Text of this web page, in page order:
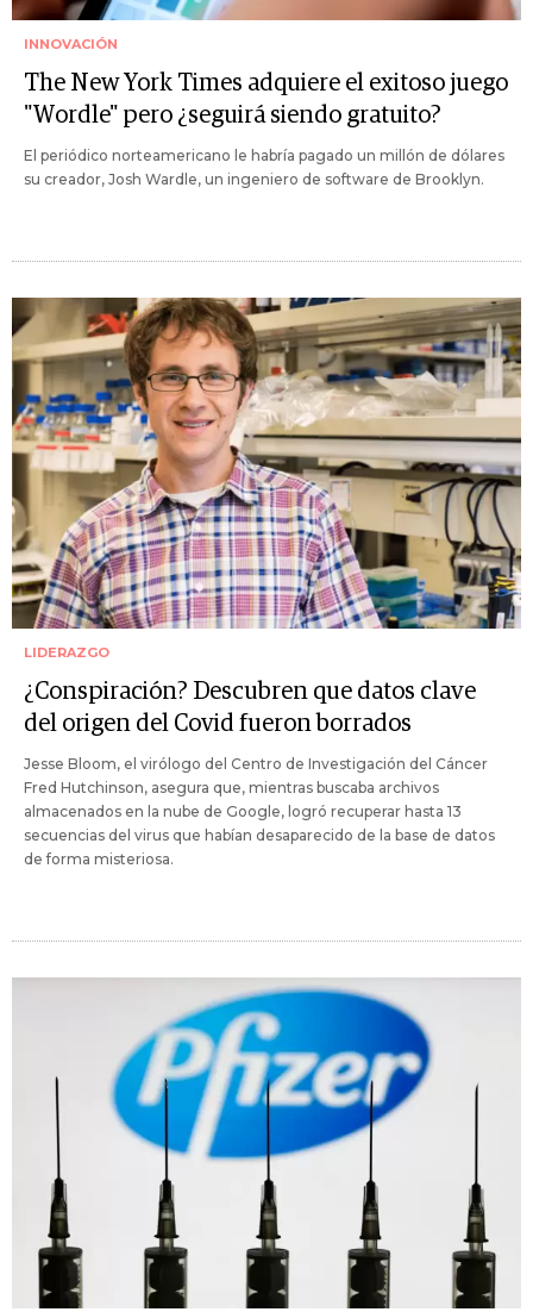
INNOVACIÓN
The New York Times adquiere el exitoso juego
"Wordle" pero ¿seguirá siendo gratuito?
El periódico norteamericano le habría pagado un millón de dólares
su creador, Josh Wardle, un ingeniero de software de Brooklyn.
LIDERAZGO
¿Conspiración? Descubren que datos clave
del origen del Covid fueron borrados
Jesse Bloom, el virólogo del Centro de Investigación del Cáncer
Fred Hutchinson, asegura que, mientras buscaba archivos
almacenados en la nube de Google, logró recuperar hasta 13
secuencias del virus que habían desaparecido de la base de datos
de forma misteriosa.